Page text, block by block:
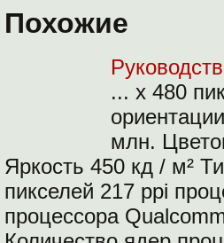
Похожие
... x 480
млн.
Яркость 450 кд / м²
пикселей 217 ppi
процессора